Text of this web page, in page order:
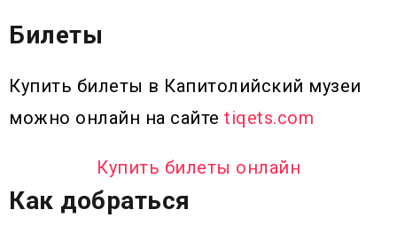
Билеты
Купить билеты в Капитолийский музеи
можно онлайн на сайте tiqets.com
Купить билеты онлайн
Как добраться